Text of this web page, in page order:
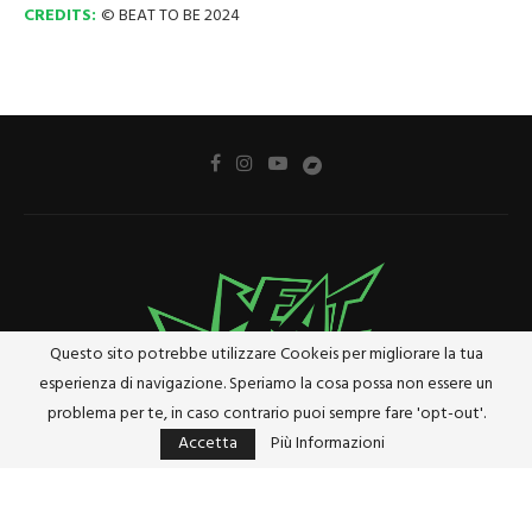
CREDITS: © BEAT TO BE 2024
Cookie Policy
Questo sito potrebbe utilizzare Cookeis per migliorare la tua
esperienza di navigazione. Speriamo la cosa possa non essere un
problema per te, in caso contrario puoi sempre fare 'opt-out'.
Accetta
Più Informazioni